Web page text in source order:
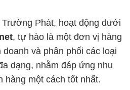
Phát, hoạt động dưới
, tự hào là một đơn vị hàng
và phân phối các loại
dạng, nhằm đáp ứng nhu
hàng một cách tốt nhất.